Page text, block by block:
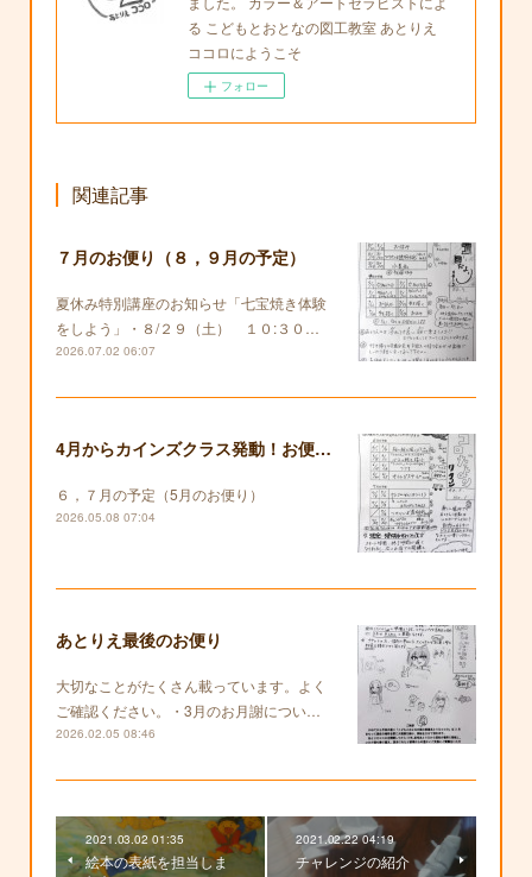
る こどもとおとなの図工教室 あとりえ
ココロにようこそ
フォロー
関連記事
７月のお便り（８，９月の予定）
夏休み特別講座のお知らせ「七宝焼き体験
をしよう」・８/２９（土） １０:３０…
2026.07.02 06:07
4月からカインズクラス発動！お便りも復活します！
６，７月の予定（5月のお便り）
2026.05.08 07:04
あとりえ最後のお便り
大切なことがたくさん載っています。よく
ご確認ください。・3月のお月謝につい…
2026.02.05 08:46
2021.03.02 01:35
絵本の表紙を担当しま
2021.02.22 04:19
チャレンジの紹介